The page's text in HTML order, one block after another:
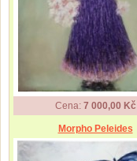
Cena: 7 000,00 Kč
Morpho Peleides